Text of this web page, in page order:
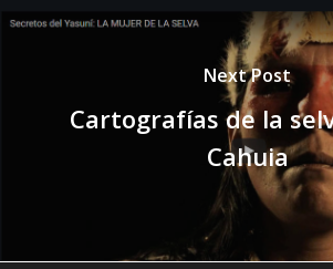
Next Post
Cartografías de la
Cahuia